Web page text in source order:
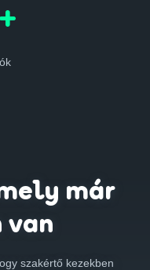
már
szakértő kezekben